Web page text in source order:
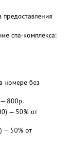
спа-комплекса:
номере без
— 800р.
— 50% от
— 50% от